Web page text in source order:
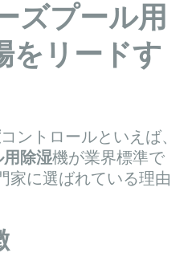
ズプール用
をリードす
コントロールといえば、
用除湿機が業界標準で
家に選ばれている理由